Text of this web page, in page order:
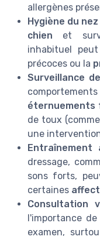
allergènes
Hygiène du nez
chien et
inhabituel
précoces ou la
Surveillance
éternuements
de toux
une
Entraînement
dressage,
sons forts,
certaines
Consultation
l'importance
examen,